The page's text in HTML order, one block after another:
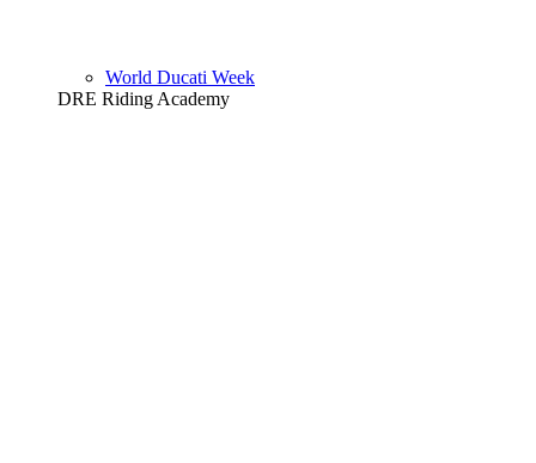
World Ducati Week
DRE Riding Academy